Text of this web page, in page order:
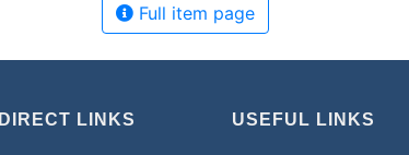
Full item page
DIRECT LINKS USEFUL LINKS